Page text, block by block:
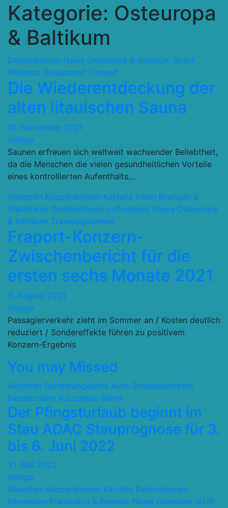
Kategorie: Osteuropa
& Baltikum
Destinationen News Osteuropa & Baltikum Sport
Wellness Gesundheit Umwelt
Die Wiederentdeckung der
alten litauischen Sauna
18. November 2021
mango
Saunen erfreuen sich weltweit wachsender Beliebtheit,
da die Menschen die vielen gesundheitlichen Vorteile
eines kontrollierten Aufenthalts…
Allianzen Kooperationen Kartelle Asien Bilanzen &
Statistiken Destinationen Luftverkehr News Osteuropa
& Baltikum Travelequipment
Fraport-Konzern-
Zwischenbericht für die
ersten sechs Monate 2021
3. August 2021
mango
Passagierverkehr zieht im Sommer an / Kosten deutlich
reduziert / Sondereffekte führen zu positivem
Konzern-Ergebnis
You may Missed
Aktionen Sonderangebote Auto Strassenverkehr
Deutschland Kurzurlaub News
Der Pfingsturlaub beginnt im
Stau ADAC Stauprognose für 3.
bis 6. Juni 2022
31. Mai 2022
mango
Allianzen Kooperationen Kartelle Destinationen
Fernreisen Frankreich & Benelux News Ozeanien (AUS